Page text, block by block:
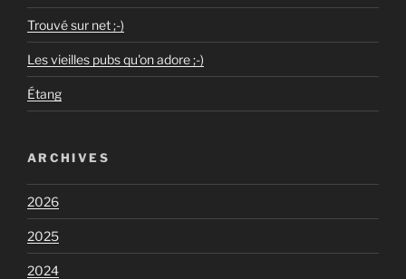
Trouvé sur net ;-)
Les vieilles pubs qu'on adore ;-)
Étang
ARCHIVES
2026
2025
2024